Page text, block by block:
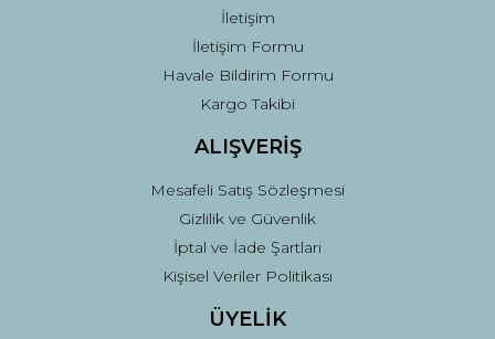
Gönder
İletişim
İletişim Formu
Havale Bildirim Formu
Kargo Takibi
ALIŞVERİŞ
Mesafeli Satış Sözleşmesi
Gizlilik ve Güvenlik
İptal ve İade Şartları
Kişisel Veriler Politikası
ÜYELİK